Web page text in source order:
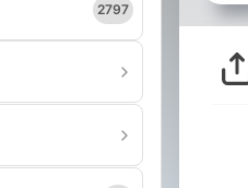
2797